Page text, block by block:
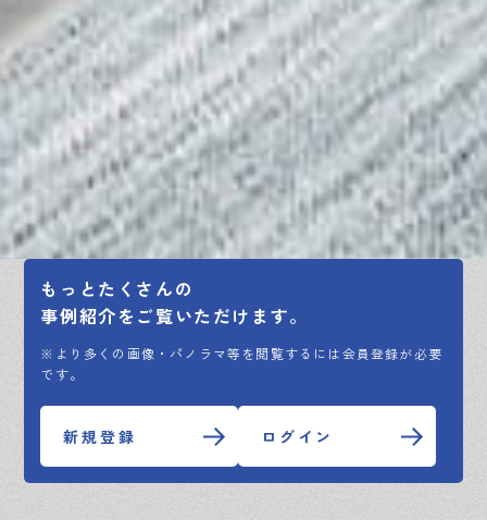
もっとたくさんの
事例紹介をご覧いただけます。
※より多くの画像・パノラマ等を閲覧するには会員登録が必要
です。
新規登録 ログイン